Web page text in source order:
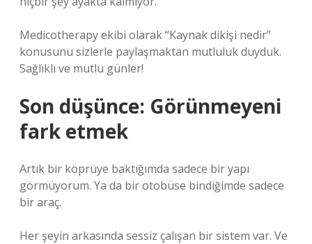
Medicotherapy ekibi olarak “Kaynak dikişi nedir”
konusunu sizlerle paylaşmaktan mutluluk duyduk.
Sağlıklı ve mutlu günler!
Son düşünce: Görünmeyeni
fark etmek
Artık bir köprüye baktığımda sadece bir yapı
görmüyorum. Ya da bir otobüse bindiğimde sadece
bir araç.
Her şeyin arkasında sessiz çalışan bir sistem var. Ve